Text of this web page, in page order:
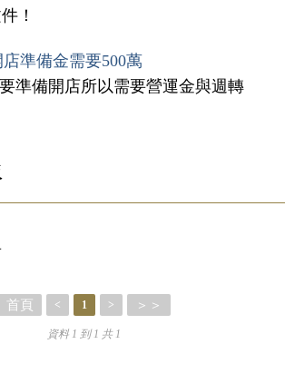
！
店準備金需要500萬
準備開店所以需要營運金與週轉
首頁 < 1 > ＞＞
資料 1 到 1 共 1